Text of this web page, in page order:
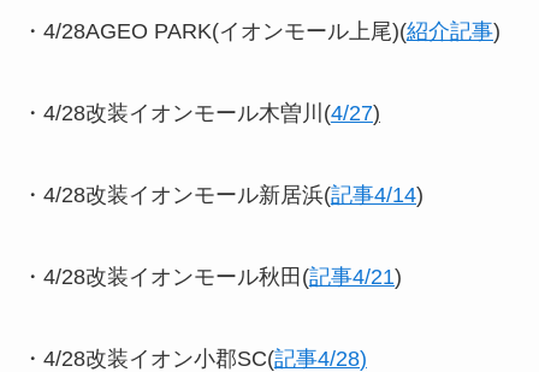
・4/28AGEO PARK(イオンモール上尾)(紹介記事)
・4/28改装イオンモール木曽川(4/27)
・4/28改装イオンモール新居浜(記事4/14)
・4/28改装イオンモール秋田(記事4/21)
・4/28改装イオン小郡SC(記事4/28)